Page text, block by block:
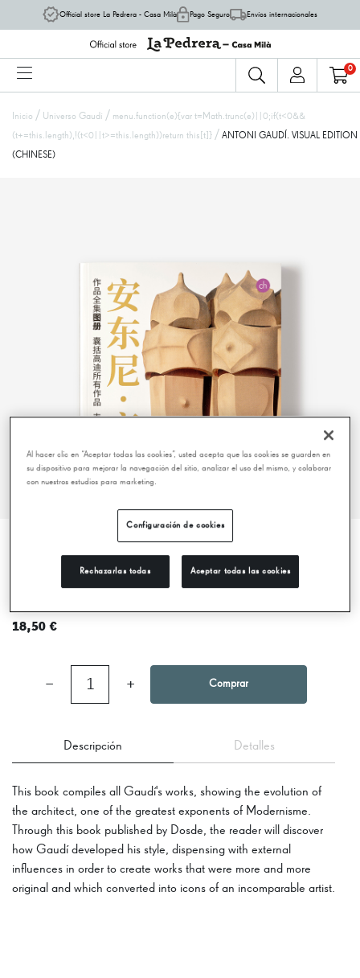
Official store La Pedrera - Casa Milà Pago Seguro Envíos internacionales
0
Inicio / Universo Gaudí / menu.function(e){var t=Math.trunc(e)||0;if(t<0&&
(t+=this.length),!(t<0||t>=this.length))return this[t]} / ANTONI GAUDÍ. VISUAL EDITION
(CHINESE)
ANTONI GAUDÍ. VISUAL EDITION
(CHINESE)
18,50 €
− 1 + Comprar
Descripción Detalles
This book compiles all Gaudí's works, showing the evolution of
the architect, one of the greatest exponents of Modernisme.
Through this book published by Dosde, the reader will discover
how Gaudí developed his style, dispensing with external
influences in order to create works that were more and more
original and which converted into icons of an incomparable artist.
Al hacer clic en “Aceptar todas las cookies”, usted acepta que las cookies se guarden en
su dispositivo para mejorar la navegación del sitio, analizar el uso del mismo, y colaborar
con nuestros estudios para marketing.
Configuración de cookies
Rechazarlas todas Aceptar todas las cookies